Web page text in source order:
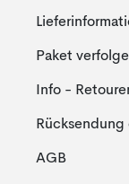
Paket
Info -
AGB